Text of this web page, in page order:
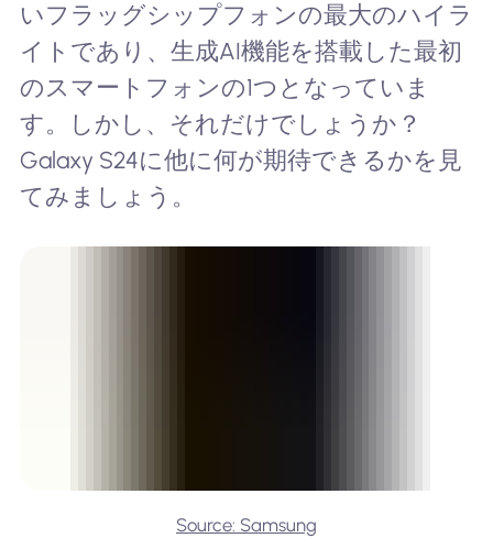
いフラッグシップフォンの最大のハイラ
イトであり、生成AI機能を搭載した最初
のスマートフォンの1つとなっていま
す。しかし、それだけでしょうか？
Galaxy S24に他に何が期待できるかを見
てみましょう。
Source: Samsung